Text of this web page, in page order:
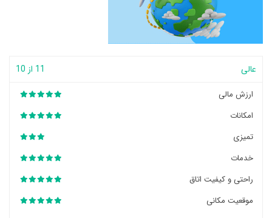
عالی 11 از 10
ارزش مالی
امکانات
تمیزی
خدمات
راحتی و کیفیت اتاق
موقعیت مکانی